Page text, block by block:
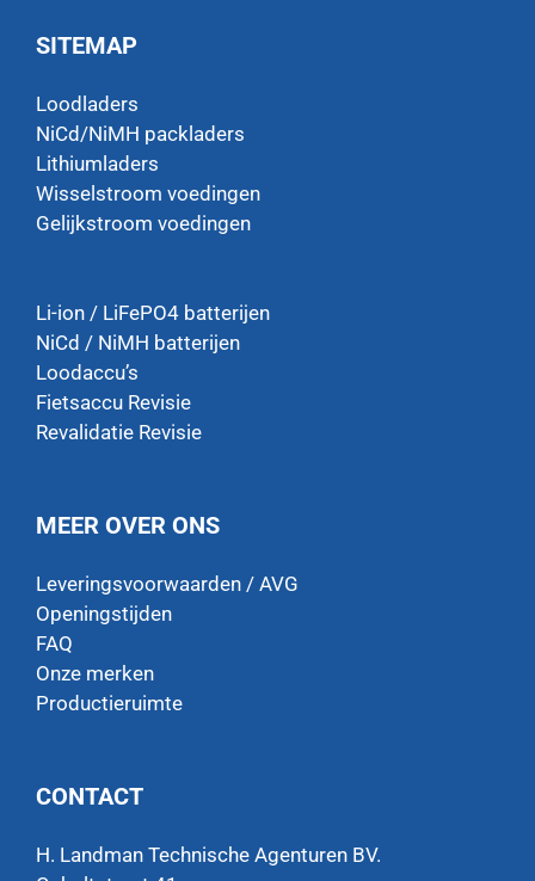
SITEMAP
Loodladers
NiCd/NiMH packladers
Lithiumladers
Wisselstroom voedingen
Gelijkstroom voedingen
Li-ion / LiFePO4 batterijen
NiCd / NiMH batterijen
Loodaccu’s
Fietsaccu Revisie
Revalidatie Revisie
MEER OVER ONS
Leveringsvoorwaarden / AVG
Openingstijden
FAQ
Onze merken
Productieruimte
CONTACT
H. Landman Technische Agenturen BV.